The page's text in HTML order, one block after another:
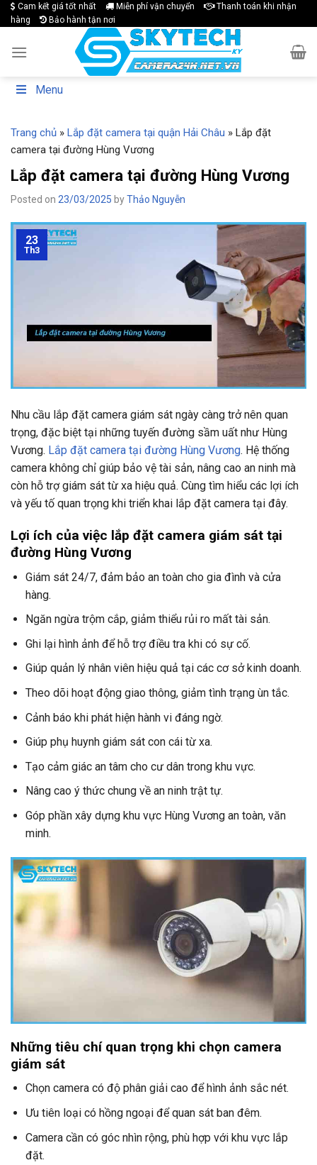
Skip
to
Cam kết giá tốt nhất Miễn phí vận chuyển
Thanh toán khi nhận
hàng
Bảo hành tận nơi
Menu
Trang chủ » Lắp đặt camera tại quận Hải Châu » Lắp đặt
camera tại đường Hùng Vương
Lắp đặt camera tại đường Hùng Vương
Posted on 23/03/2025 byThảo Nguyễn
23
Th3
Nhu cầu lắp đặt camera giám sát ngày càng trở nên quan
trọng, đặc biệt tại những tuyến đường sầm uất như Hùng
Vương. Lắp đặt camera tại đường Hùng Vương. Hệ thống
camera không chỉ giúp bảo vệ tài sản, nâng cao an ninh mà
còn hỗ trợ giám sát từ xa hiệu quả. Cùng tìm hiểu các lợi ích
và yếu tố quan trọng khi triển khai lắp đặt camera tại đây.
Lợi ích của việc lắp đặt camera giám sát tại
đường Hùng Vương
Giám sát 24/7, đảm bảo an toàn cho gia đình và cửa
hàng.
Ngăn ngừa trộm cắp, giảm thiểu rủi ro mất tài sản.
Ghi lại hình ảnh để hỗ trợ điều tra khi có sự cố.
Giúp quản lý nhân viên hiệu quả tại các cơ sở kinh doanh.
Theo dõi hoạt động giao thông, giảm tình trạng ùn tắc.
Cảnh báo khi phát hiện hành vi đáng ngờ.
Giúp phụ huynh giám sát con cái từ xa.
Tạo cảm giác an tâm cho cư dân trong khu vực.
Nâng cao ý thức chung về an ninh trật tự.
Góp phần xây dựng khu vực Hùng Vương an toàn, văn
minh.
Những tiêu chí quan trọng khi chọn camera
giám sát
Chọn camera có độ phân giải cao để hình ảnh sắc nét.
Ưu tiên loại có hồng ngoại để quan sát ban đêm.
Camera cần có góc nhìn rộng, phù hợp với khu vực lắp
đặt.